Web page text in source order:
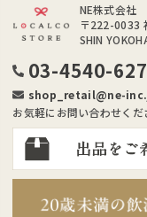
NE株式会社
〒222-0033
SHIN
03-4540-
shop_retail@ne-
お気軽にお問い合わせくだ